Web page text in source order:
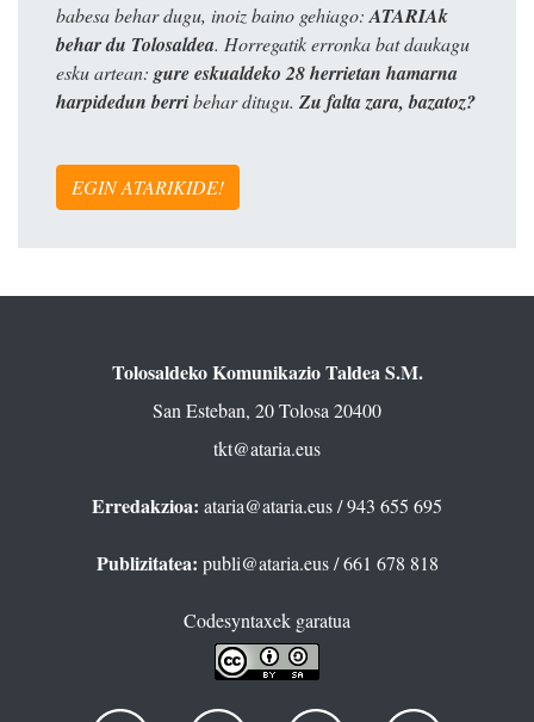
babesa behar dugu, inoiz baino gehiago: ATARIAk
behar du Tolosaldea. Horregatik erronka bat daukagu
esku artean: gure eskualdeko 28 herrietan hamarna
harpidedun berribehar ditugu. Zu falta zara, bazatoz?
EGIN ATARIKIDE!
Tolosaldeko Komunikazio Taldea S.M.
San Esteban, 20 Tolosa 20400
tkt@ataria.eus
Erredakzioa: ataria@ataria.eus/ 943 655 695
Publizitatea: publi@ataria.eus/ 661 678 818
Codesyntaxek garatua